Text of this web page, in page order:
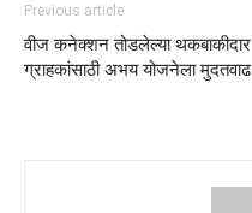
Previous article
वीज कनेक्शन तोडलेल्या थकबाकीदार
ग्राहकांसाठी अभय योजनेला मुदतवाढ